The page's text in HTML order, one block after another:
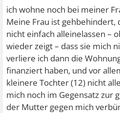
ich wohne noch bei meiner
Meine Frau ist gehbehindert,
nicht einfach alleinelassen –
wieder zeigt – dass sie mich
verliere ich dann die
finanziert haben, und vor
kleinere Tochter (12) nicht
mich noch im Gegensatz zur
der Mutter gegen mich